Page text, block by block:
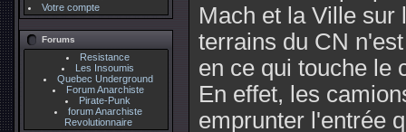
Votre compte
Forums
Resistance
Les Insoumis
Quebec Underground
Forum Anarchiste
Pirate-Punk
forum Anarchiste
Revolutionnaire
Mach et la Ville sur
terrains du CN
en ce qui touche le
En effet, les
emprunter l'entrée